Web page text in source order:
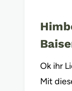
Ok ihr
Mit